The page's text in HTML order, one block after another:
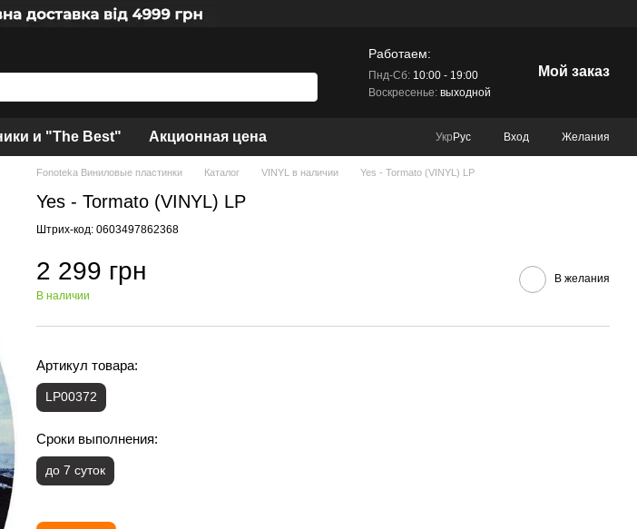
Работаем:
Пнд-Сб:10:00 - 19:00
Воскресенье:выходной
Мой заказ
и "The Best" Акционная цена Укр Рус Вход Желания
Fonoteka Виниловые пластинки Каталог VINYL в наличии Yes - Tormato (VINYL) LP
Yes - Tormato (VINYL) LP
Штрих-код: 0603497862368
2 299 грн
В наличии
В желания
Артикул товара:
LP00372
Сроки выполнения:
до 7 суток